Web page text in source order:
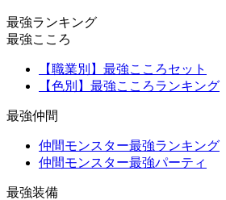
最強ランキング
最強こころ
【職業別】最強こころセット
【色別】最強こころランキング
最強仲間
仲間モンスター最強ランキング
仲間モンスター最強パーティ
最強装備